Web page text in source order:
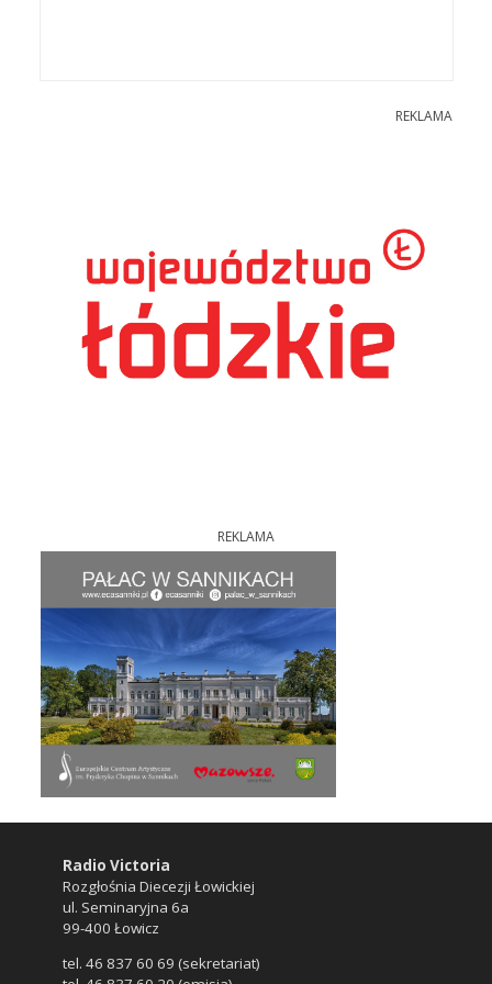
REKLAMA
REKLAMA
Radio Victoria
Rozgłośnia Diecezji Łowickiej
ul. Seminaryjna 6a
99-400 Łowicz
tel. 46 837 60 69 (sekretariat)